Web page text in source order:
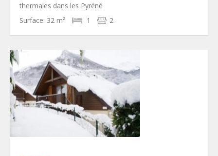
thermales dans les Pyréné
Surface: 32 m² 1 2